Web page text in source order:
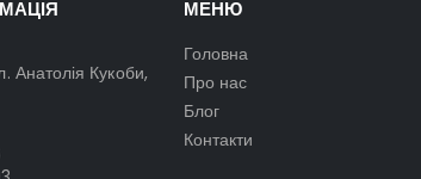
Анатолія Кукоби,
МЕНЮ
Головна
Про нас
Блог
Контакти